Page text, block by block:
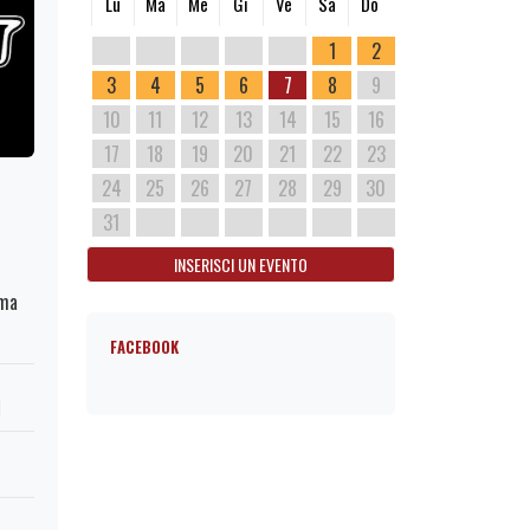
1
2
3
4 5 6 7 8
9
10
11 12 13 14 15
16
17
18 19 20 21 22
23
24
25 26 27 28 29
30
31
INSERISCI UN EVENTO
FACEBOOK